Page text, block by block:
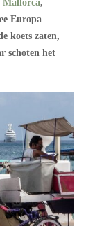
Mallorca,
Europa
koets zaten,
schoten het